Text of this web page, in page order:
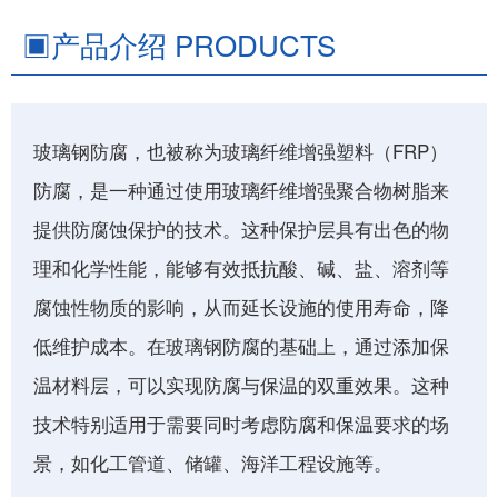
▣产品介绍 PRODUCTS
玻璃钢防腐，也被称为玻璃纤维增强塑料（FRP）
防腐，是一种通过使用玻璃纤维增强聚合物树脂来
提供防腐蚀保护的技术。这种保护层具有出色的物
理和化学性能，能够有效抵抗酸、碱、盐、溶剂等
腐蚀性物质的影响，从而延长设施的使用寿命，降
低维护成本。在玻璃钢防腐的基础上，通过添加保
温材料层，可以实现防腐与保温的双重效果。这种
技术特别适用于需要同时考虑防腐和保温要求的场
景，如化工管道、储罐、海洋工程设施等。